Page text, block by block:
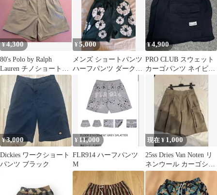
¥4,300
80's Polo by Ralph
Lauren チノショートパ
ンツ ベージュ
¥5,000
メンズ ショートパンツ
ハーフパンツ ダークグ
¥4,900
PRO CLUB スウェット
カーゴパンツ ネイビー
2XL
¥3,000
Dickies ワークショート
パンツ ブラック
¥ 11,000
FLR914 ハーフパンツ
M
現在 ¥ 1,000
25ss Dries Van Noten リ
ネンウール カーゴショ
ーツ